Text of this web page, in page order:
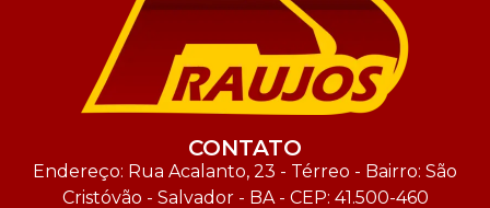
CONTATO
Endereço: Rua Acalanto, 23 - Térreo - Bairro: São
Cristóvão - Salvador - BA - CEP: 41.500-460